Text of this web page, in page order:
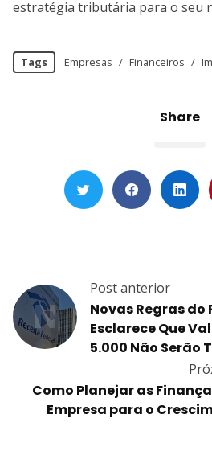
estratégia tributária para o seu
Tags Empresas / Financeiros /
Share
N
Post anterior
Novas Regras do
Esclarece Que
5.000 Não Serão
Como Planejar as
Empresa para o